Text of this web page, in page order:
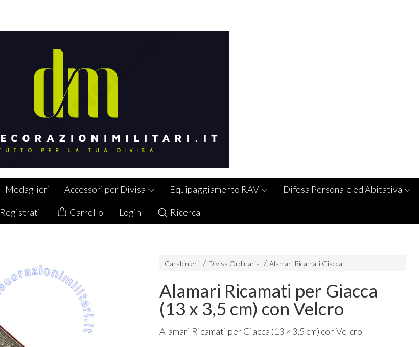
Medaglieri Accessori per Divisa Equipaggiamento RAV Difesa Personale ed Abitativa
Registrati Carrello Login Ricerca
Carabinieri Divisa Ordinaria Alamari Ricamati Giacca
Alamari Ricamati per Giacca
(13 x 3,5 cm) con Velcro
Alamari Ricamati per Giacca (13 × 3,5 cm) con Velcro